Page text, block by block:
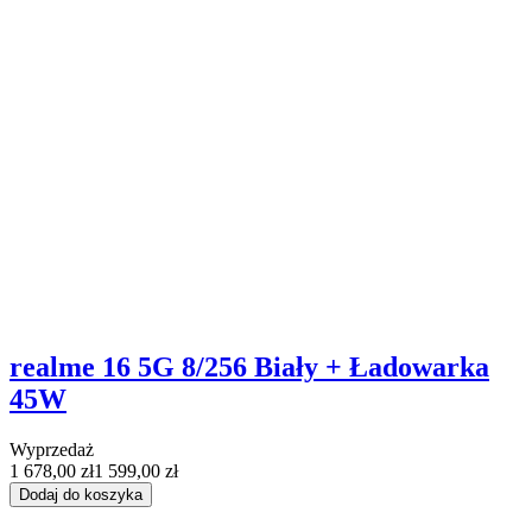
realme 16 5G 8/256 Biały + Ładowarka
45W
Wyprzedaż
1 678,00 zł1 599,00 zł
Dodaj do koszyka